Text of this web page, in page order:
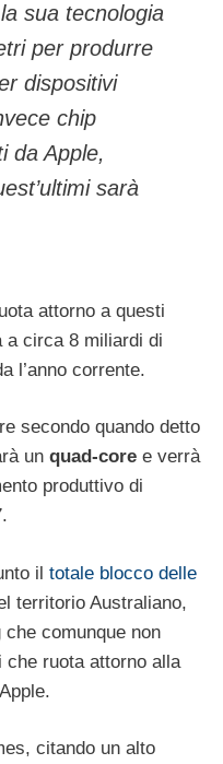
sua tecnologia
per produrre
dispositivi
chip
da Apple,
sarà
attorno a questi
a circa 8 miliardi di
l’anno corrente.
secondo quando detto
un quad-core e verrà
produttivo di
il totale blocco delle
territorio Australiano,
comunque non
che ruota attorno alla
citando un alto